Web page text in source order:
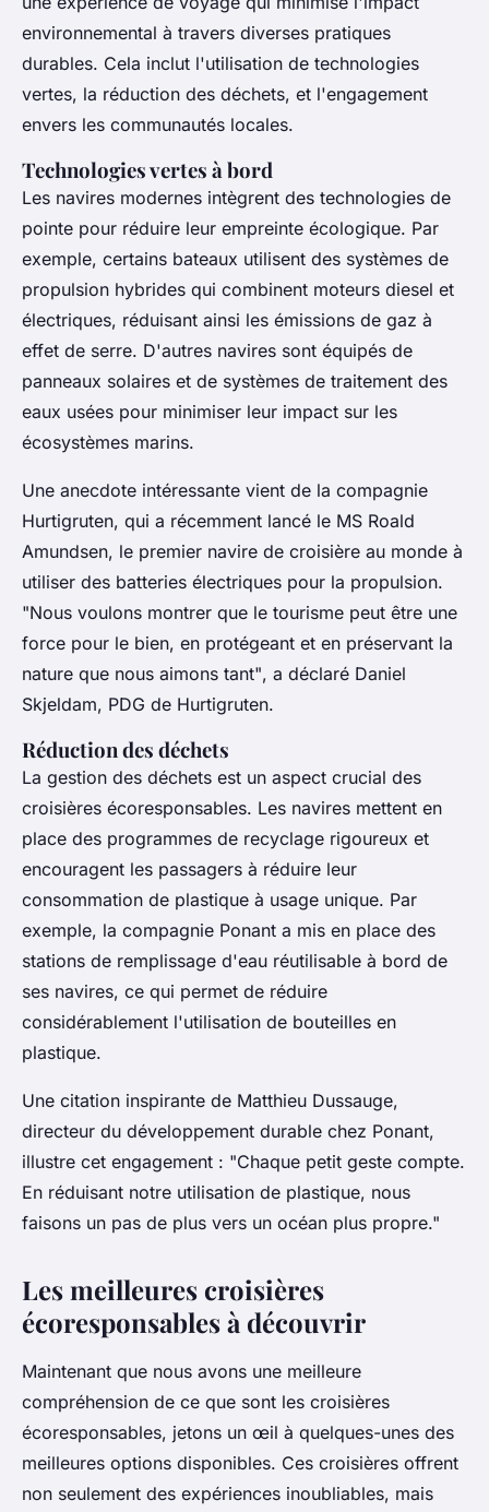
environnemental à travers diverses pratiques
durables. Cela inclut l'utilisation de technologies
vertes, la réduction des déchets, et l'engagement
envers les communautés locales.
Technologies vertes à bord
Les navires modernes intègrent des technologies de
pointe pour réduire leur empreinte écologique. Par
exemple, certains bateaux utilisent des systèmes de
propulsion hybrides qui combinent moteurs diesel et
électriques, réduisant ainsi les émissions de gaz à
effet de serre. D'autres navires sont équipés de
panneaux solaires et de systèmes de traitement des
eaux usées pour minimiser leur impact sur les
écosystèmes marins.
Une anecdote intéressante vient de la compagnie
Hurtigruten, qui a récemment lancé le MS Roald
Amundsen, le premier navire de croisière au monde à
utiliser des batteries électriques pour la propulsion.
"Nous voulons montrer que le tourisme peut être une
force pour le bien, en protégeant et en préservant la
nature que nous aimons tant", a déclaré Daniel
Skjeldam, PDG de Hurtigruten.
Réduction des déchets
La gestion des déchets est un aspect crucial des
croisières écoresponsables. Les navires mettent en
place des programmes de recyclage rigoureux et
encouragent les passagers à réduire leur
consommation de plastique à usage unique. Par
exemple, la compagnie Ponant a mis en place des
stations de remplissage d'eau réutilisable à bord de
ses navires, ce qui permet de réduire
considérablement l'utilisation de bouteilles en
plastique.
Une citation inspirante de Matthieu Dussauge,
directeur du développement durable chez Ponant,
illustre cet engagement : "Chaque petit geste compte.
En réduisant notre utilisation de plastique, nous
faisons un pas de plus vers un océan plus propre."
Les meilleures croisières
écoresponsables à découvrir
Maintenant que nous avons une meilleure
compréhension de ce que sont les croisières
écoresponsables, jetons un œil à quelques-unes des
meilleures options disponibles. Ces croisières offrent
non seulement des expériences inoubliables, mais